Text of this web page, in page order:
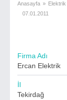
Anasayfa »
07.01.2011
Firma Adı
Ercan Elektrik
İl
Tekirdağ